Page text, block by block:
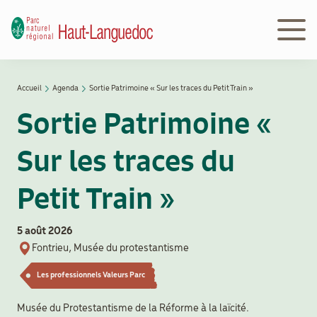
contenu
principal
Découvrir
Le
en
action
Le
Parc
vous
d'Ariane
Accueil Agenda Sortie Patrimoine « Sur les traces du Petit Train »
Sortie Patrimoine «
Sur les traces du
Petit Train »
5 août 2026
Fontrieu, Musée du protestantisme
Les professionnels Valeurs Parc
Musée du Protestantisme de la Réforme à la laïcité.